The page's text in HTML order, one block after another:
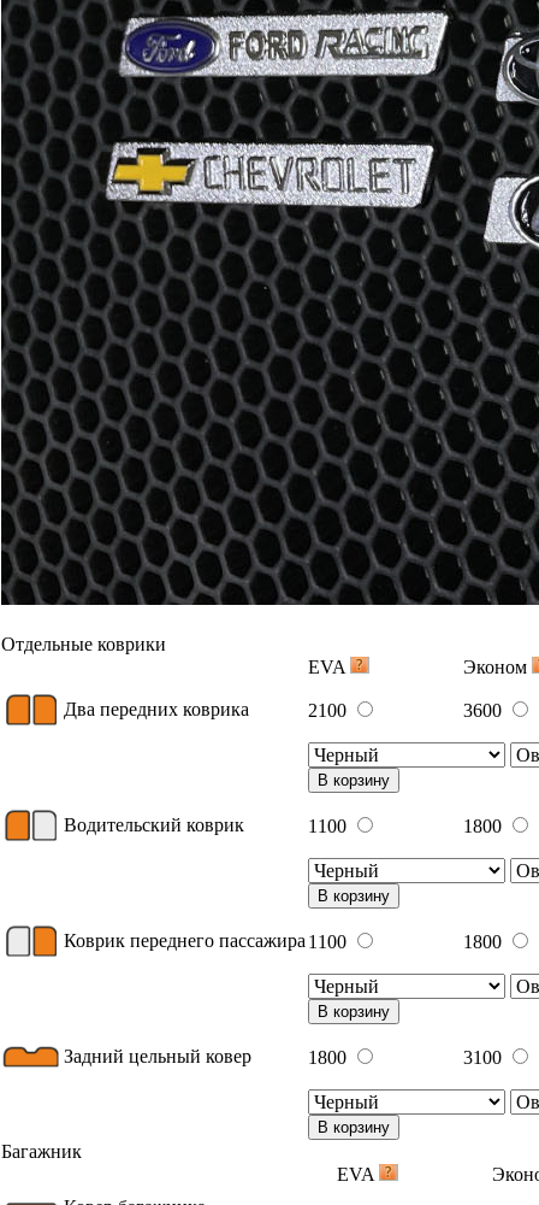
Два передних коврика 2100 3600
В корзину
Водительский коврик 1100 1800
В корзину
Коврик переднего пассажира1100 1800
В корзину
Задний цельный ковер 1800 3100
В корзину
Багажник
EVA
Ковер багажника
с органайзером под полом
2050 3100
В корзину
Ковер багажника
с низким полом, без органайзера
2450 3700